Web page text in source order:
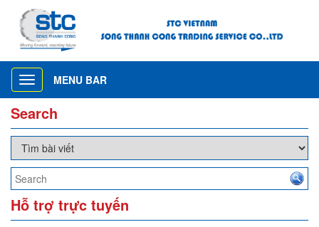
Toggle
navigation
MENU BAR
Search
Hỗ trợ trực tuyến